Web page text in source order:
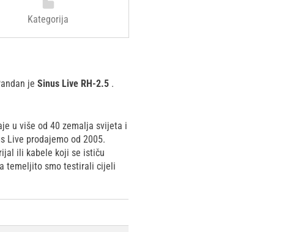
Kategorija
je Sinus Live RH-2.5 .
u više od 40 zemalja svijeta i
Live prodajemo od 2005.
ili kabele koji se ističu
temeljito smo testirali cijeli